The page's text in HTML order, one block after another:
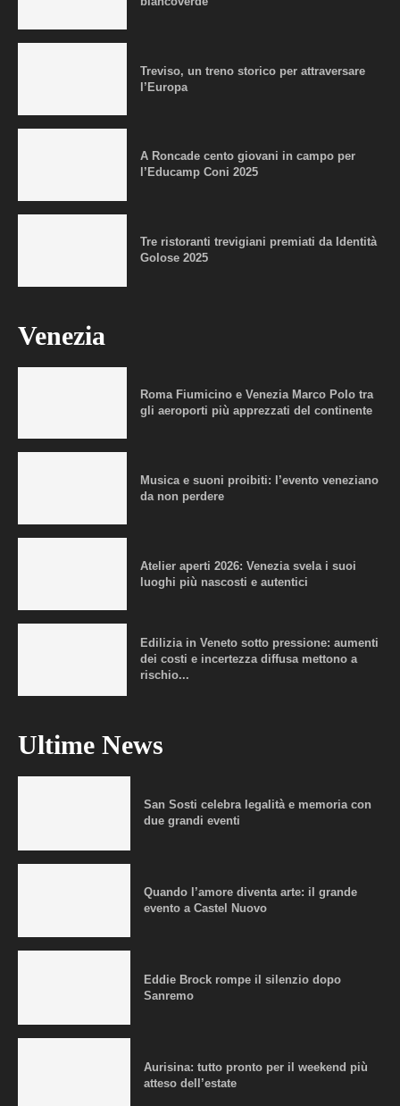
Treviso, un treno storico per attraversare
l’Europa
A Roncade cento giovani in campo per
l’Educamp Coni 2025
Tre ristoranti trevigiani premiati da Identità
Golose 2025
Venezia
Roma Fiumicino e Venezia Marco Polo tra
gli aeroporti più apprezzati del continente
Musica e suoni proibiti: l’evento veneziano
da non perdere
Atelier aperti 2026: Venezia svela i suoi
luoghi più nascosti e autentici
Edilizia in Veneto sotto pressione: aumenti
dei costi e incertezza diffusa mettono a
rischio...
Ultime News
San Sosti celebra legalità e memoria con
due grandi eventi
Quando l’amore diventa arte: il grande
evento a Castel Nuovo
Eddie Brock rompe il silenzio dopo
Sanremo
Aurisina: tutto pronto per il weekend più
atteso dell’estate